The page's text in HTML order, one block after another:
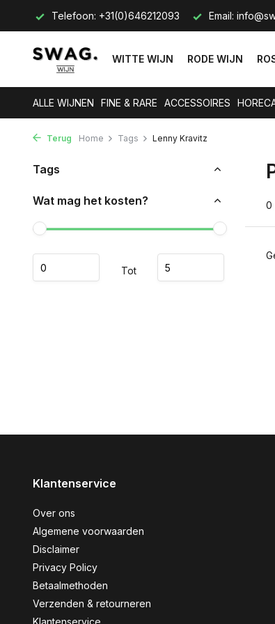
Telefoon: +31(0)646212093 Email:
WITTE WIJN RODE WIJN
ALLE WIJNEN FINE & RARE ACCESSOIRES
Terug Home Tags Lenny Kravitz
Tags
Wat mag het kosten?
Tot
0
Klantenservice
Over ons
Algemene voorwaarden
Disclaimer
Privacy Policy
Betaalmethoden
Verzenden & retourneren
Klantenservice